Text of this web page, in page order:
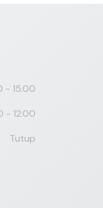
- 15.00
- 12.00
Tutup